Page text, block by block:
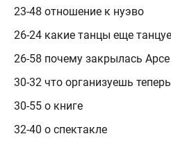
23-48 отношение к нуэво
26-24 какие танцы еще
26-58 почему закрылась
30-32 что организуешь
30-55 о книге
32-40 о спектакле